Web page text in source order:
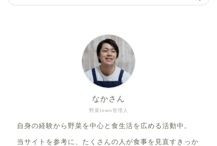
野菜town管理人
なかさん
自身の経験から野菜を中心と食生活を広める活動中。
当サイトを参考に、たくさんの人が食事を見直すきっか